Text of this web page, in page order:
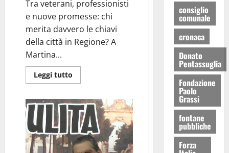
Tra veterani, professionisti
e nuove promesse: chi
merita davvero le chiavi
della città in Regione? A
Martina...
Leggi tutto
consiglio
comunale
cronaca
Donato
Pentassuglia
Fondazione
Paolo
Grassi
fontane
pubbliche
Forza